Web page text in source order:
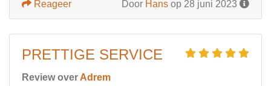
Door Hans op 28 juni 2023
Reageer
PRETTIGE SERVICE
Review over Adrem